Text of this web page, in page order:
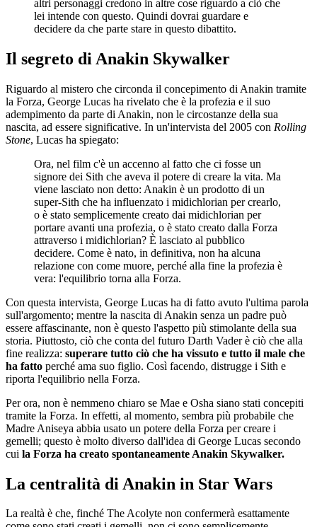
altri personaggi credono in altre cose riguardo a ciò che
lei intende con questo. Quindi dovrai guardare e
decidere da che parte stare in questo dibattito.
Il segreto di Anakin Skywalker
Riguardo al mistero che circonda il concepimento di Anakin tramite
la Forza, George Lucas ha rivelato che è la profezia e il suo
adempimento da parte di Anakin, non le circostanze della sua
nascita, ad essere significative. In un'intervista del 2005 con Rolling
Stone, Lucas ha spiegato:
Ora, nel film c'è un accenno al fatto che ci fosse un
signore dei Sith che aveva il potere di creare la vita. Ma
viene lasciato non detto: Anakin è un prodotto di un
super-Sith che ha influenzato i midichlorian per crearlo,
o è stato semplicemente creato dai midichlorian per
portare avanti una profezia, o è stato creato dalla Forza
attraverso i midichlorian? È lasciato al pubblico
decidere. Come è nato, in definitiva, non ha alcuna
relazione con come muore, perché alla fine la profezia è
vera: l'equilibrio torna alla Forza.
Con questa intervista, George Lucas ha di fatto avuto l'ultima parola
sull'argomento; mentre la nascita di Anakin senza un padre può
essere affascinante, non è questo l'aspetto più stimolante della sua
storia. Piuttosto, ciò che conta del futuro Darth Vader è ciò che alla
fine realizza: superare tutto ciò che ha vissuto e tutto il male che
ha fatto perché ama suo figlio. Così facendo, distrugge i Sith e
riporta l'equilibrio nella Forza.
Per ora, non è nemmeno chiaro se Mae e Osha siano stati concepiti
tramite la Forza. In effetti, al momento, sembra più probabile che
Madre Aniseya abbia usato un potere della Forza per creare i
gemelli; questo è molto diverso dall'idea di George Lucas secondo
cui la Forza ha creato spontaneamente Anakin Skywalker.
La centralità di Anakin in Star Wars
La realtà è che, finché The Acolyte non confermerà esattamente